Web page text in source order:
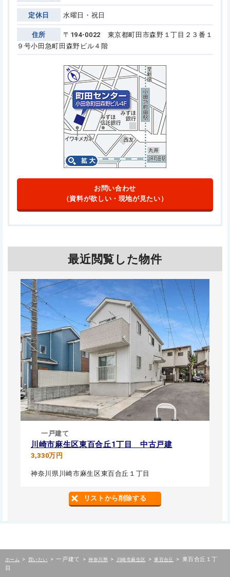
定休日 水曜日・祝日
住所
〒194-0022 東京都町田市森野１丁目２３番１
９号小田急町田森野ビル４階
お問い合わせ
（資料が欲しい・現地が見たい）
最近閲覧した物件
一戸建て
川崎市麻生区東百合丘1丁目 中古戸建
3,330万円
神奈川県川崎市麻生区東百合丘１丁目
リストから削除する
ホーム > 買いたい > 一戸建て > 神奈川県 > 川崎市麻生区 > 東百合丘 > 東百合丘１丁
目